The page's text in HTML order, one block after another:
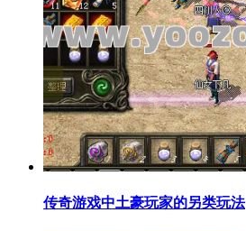
传奇游戏中土豪玩家的另类玩法